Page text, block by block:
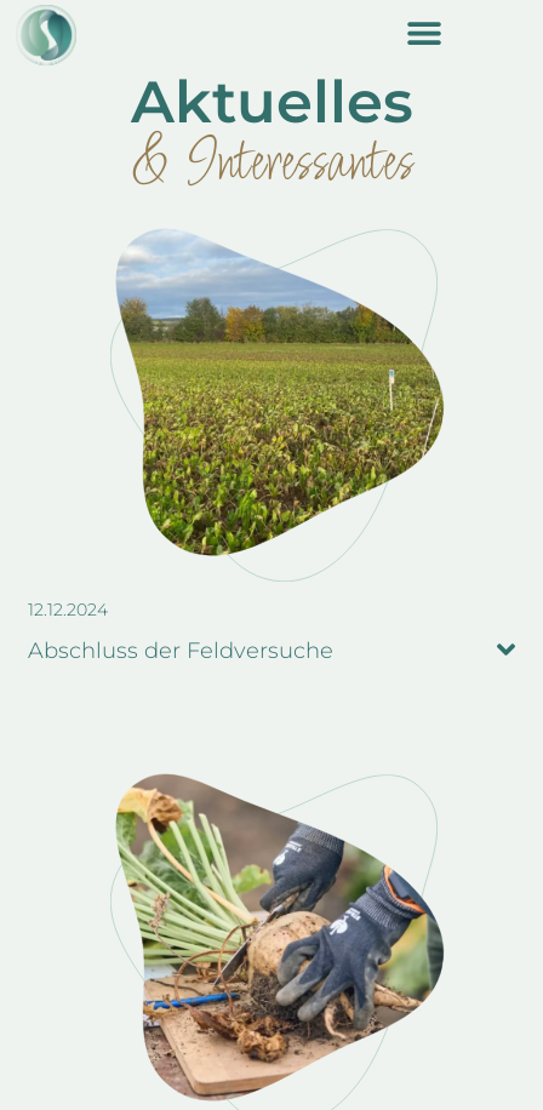
content
Aktuelles
& Interessantes
12.12.2024
Abschluss der Feldversuche